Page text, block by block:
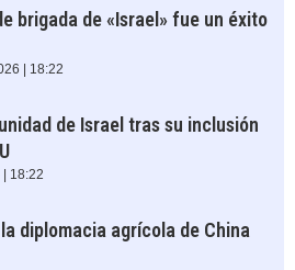
brigada de «Israel» fue un éxito
| 18:22
de Israel tras su inclusión
18:22
diplomacia agrícola de China